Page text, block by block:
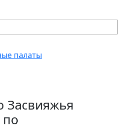
палаты
Засвияжья
по